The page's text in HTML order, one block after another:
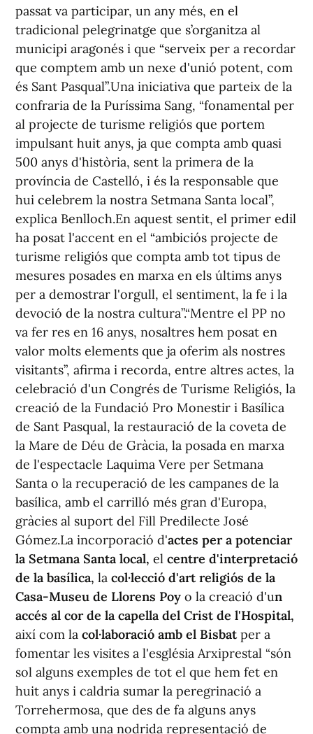
passat va participar, un any més, en el
tradicional pelegrinatge que s’organitza al
municipi aragonés i que “serveix per a recordar
que comptem amb un nexe d'unió potent, com
és Sant Pasqual”.Una iniciativa que parteix de la
confraria de la Puríssima Sang, “fonamental per
al projecte de turisme religiós que portem
impulsant huit anys, ja que compta amb quasi
500 anys d'història, sent la primera de la
província de Castelló, i és la responsable que
hui celebrem la nostra Setmana Santa local”,
explica Benlloch.En aquest sentit, el primer edil
ha posat l'accent en el “ambiciós projecte de
turisme religiós que compta amb tot tipus de
mesures posades en marxa en els últims anys
per a demostrar l'orgull, el sentiment, la fe i la
devoció de la nostra cultura”.“Mentre el PP no
va fer res en 16 anys, nosaltres hem posat en
valor molts elements que ja oferim als nostres
visitants”, afirma i recorda, entre altres actes, la
celebració d'un Congrés de Turisme Religiós, la
creació de la Fundació Pro Monestir i Basílica
de Sant Pasqual, la restauració de la coveta de
la Mare de Déu de Gràcia, la posada en marxa
de l'espectacle Laquima Vere per Setmana
Santa o la recuperació de les campanes de la
basílica, amb el carrilló més gran d'Europa,
gràcies al suport del Fill Predilecte José
Gómez.La incorporació d'actes per a potenciar
la Setmana Santa local, el centre d'interpretació
de la basílica, la col·lecció d'art religiós de la
Casa-Museu de Llorens Poy o la creació d'un
accés al cor de la capella del Crist de l'Hospital,
així com la col·laboració amb el Bisbatper a
fomentar les visites a l'església Arxiprestal “són
sol alguns exemples de tot el que hem fet en
huit anys i caldria sumar la peregrinació a
Torrehermosa, que des de fa alguns anys
compta amb una nodrida representació de